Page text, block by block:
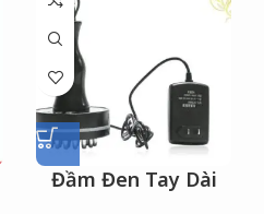
Đầm Đen Tay Dài